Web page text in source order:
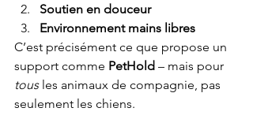
Soutien en douceur
Environnement mains libres
C’est précisément ce que propose un
support comme PetHold – mais pour
tous les animaux de compagnie, pas
seulement les chiens.